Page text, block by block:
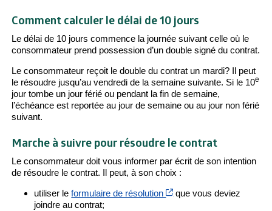
Comment calculer le délai de 10 jours
Le délai de 10 jours commence la journée suivant celle où le
consommateur prend possession d’un double signé du contrat.
Le consommateur reçoit le double du contrat un mardi? Il peut
le résoudre jusqu’au vendredi de la semaine suivante. Si le 10e
jour tombe un jour férié ou pendant la fin de semaine,
l’échéance est reportée au jour de semaine ou au jour non férié
suivant.
Marche à suivre pour résoudre le contrat
Le consommateur doit vous informer par écrit de son intention
de résoudre le contrat. Il peut, à son choix :
utiliser leformulaire de résolution Cet hyperlien s’ouvrira
que vous deviez
joindre au contrat;